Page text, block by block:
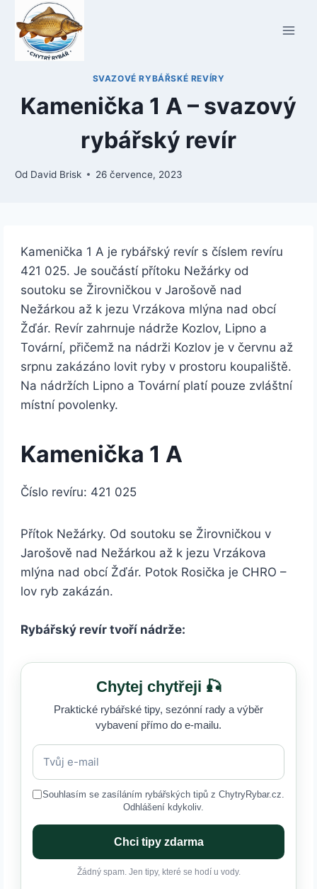
Přeskočit
obsah
SVAZOVÉ RYBÁŘSKÉ REVÍRY
Kamenička 1 A – svazový
rybářský revír
Od David Brisk 26 července, 2023
Kamenička 1 A je rybářský revír s číslem revíru
421 025. Je součástí přítoku Nežárky od
soutoku se Žirovničkou v Jarošově nad
Nežárkou až k jezu Vrzákova mlýna nad obcí
Žďár. Revír zahrnuje nádrže Kozlov, Lipno a
Tovární, přičemž na nádrži Kozlov je v červnu až
srpnu zakázáno lovit ryby v prostoru koupaliště.
Na nádržích Lipno a Tovární platí pouze zvláštní
místní povolenky.
Kamenička 1 A
Číslo revíru: 421 025
Přítok Nežárky. Od soutoku se Žirovničkou v
Jarošově nad Nežárkou až k jezu Vrzákova
mlýna nad obcí Žďár. Potok Rosička je CHRO –
lov ryb zakázán.
Rybářský revír tvoří nádrže:
Chytej chytřeji 🎣
Praktické rybářské tipy, sezónní rady a výběr
vybavení přímo do e-mailu.
Souhlasím se zasíláním rybářských tipů z ChytryRybar.cz.
Odhlášení kdykoliv.
Chci tipy zdarma
Žádný spam. Jen tipy, které se hodí u vody.